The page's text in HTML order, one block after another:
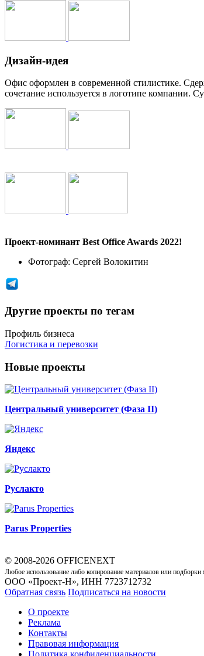
Дизайн-идея
Офис оформлен в современной стилистике.
сочетание используется в логотипе компании.
Проект-номинант Best Office Awards 2022!
Фотограф: Сергей Волокитин
Другие проекты по тегам
Профиль бизнеса
Логистика и перевозки
Новые проекты
Центральный университет (Фаза II)
Яндекс
Руслакто
Parus Properties
© 2008-2026 OFFICENEXT
Любое использование либо копирование материалов или
ООО «Проект-Н», ИНН 7723712732
Обратная связь Подписаться на новости
О проекте
Реклама
Контакты
Правовая информация